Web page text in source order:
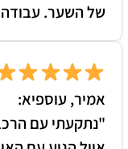
של השער. עבודה
אמיר, עוספיא:
"נתקעתי עם